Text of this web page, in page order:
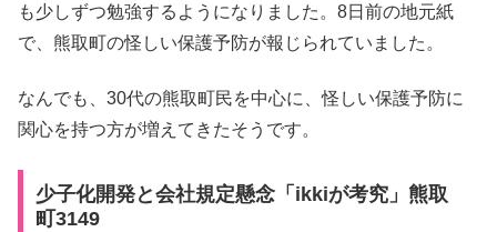
も少しずつ勉強するようになりました。8日前の地元紙
で、熊取町の怪しい保護予防が報じられていました。
なんでも、30代の熊取町民を中心に、怪しい保護予防に
関心を持つ方が増えてきたそうです。
少子化開発と会社規定懸念「ikkiが考究」熊取
町3149